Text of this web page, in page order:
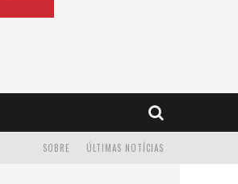
ÚLTIMAS NOTÍCIAS
SOBRE